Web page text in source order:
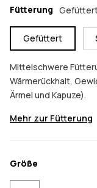
Fütterung
Gefüttert
Mittelschwere
Wärmerückhalt,
Ärmel und Kapuze).
Mehr zur Fütterung
Größe